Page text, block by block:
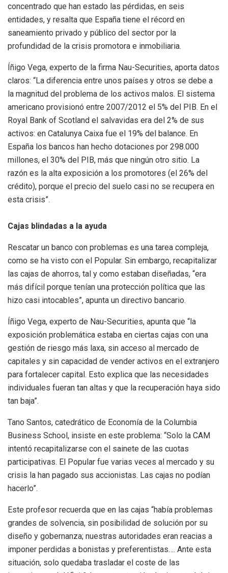
concentrado que han estado las pérdidas, en seis
entidades, y resalta que España tiene el récord en
saneamiento privado y público del sector por la
profundidad de la crisis promotora e inmobiliaria.
Íñigo Vega, experto de la firma Nau-Securities, aporta datos
claros: “La diferencia entre unos países y otros se debe a
la magnitud del problema de los activos malos. El sistema
americano provisionó entre 2007/2012 el 5% del PIB. En el
Royal Bank of Scotland el salvavidas era del 2% de sus
activos: en Catalunya Caixa fue el 19% del balance. En
España los bancos han hecho dotaciones por 298.000
millones, el 30% del PIB, más que ningún otro sitio. La
razón es la alta exposición a los promotores (el 26% del
crédito), porque el precio del suelo casi no se recupera en
esta crisis”.
Cajas blindadas a la ayuda
Rescatar un banco con problemas es una tarea compleja,
como se ha visto con el Popular. Sin embargo, recapitalizar
las cajas de ahorros, tal y como estaban diseñadas, “era
más difícil porque tenían una protección política que las
hizo casi intocables”, apunta un directivo bancario.
Íñigo Vega, experto de Nau-Securities, apunta que “la
exposición problemática estaba en ciertas cajas con una
gestión de riesgo más laxa, sin acceso al mercado de
capitales y sin capacidad de vender activos en el extranjero
para fortalecer capital. Esto explica que las necesidades
individuales fueran tan altas y que la recuperación haya sido
tan baja”.
Tano Santos, catedrático de Economía de la Columbia
Business School, insiste en este problema: “Solo la CAM
intentó recapitalizarse con el sainete de las cuotas
participativas. El Popular fue varias veces al mercado y su
crisis la han pagado sus accionistas. Las cajas no podían
hacerlo”.
Este profesor recuerda que en las cajas “había problemas
grandes de solvencia, sin posibilidad de solución por su
diseño y gobernanza; nuestras autoridades eran reacias a
imponer perdidas a bonistas y preferentistas…. Ante esta
situación, solo quedaba trasladar el coste de las